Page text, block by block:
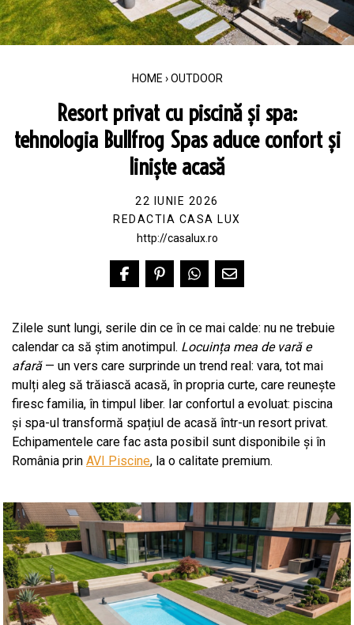
HOME › OUTDOOR
Resort privat cu piscină și spa:
tehnologia Bullfrog Spas aduce confort și
liniște acasă
22 IUNIE 2026
REDACTIA CASA LUX
http://casalux.ro
Zilele sunt lungi, serile din ce în ce mai calde: nu ne trebuie
calendar ca să știm anotimpul. Locuința mea de vară e
afară— un vers care surprinde un trend real: vara, tot mai
mulți aleg să trăiască acasă, în propria curte, care reunește
firesc familia, în timpul liber. Iar confortul a evoluat: piscina
și spa-ul transformă spațiul de acasă într-un resort privat.
Echipamentele care fac asta posibil sunt disponibile și în
România prin AVI Piscine, la o calitate premium.